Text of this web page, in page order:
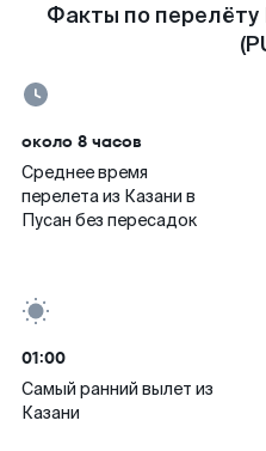
Факты по перелёту
около 8 часов
Среднее время
перелета из Казани в
Пусан без пересадок
01:00
Самый ранний вылет из
Казани